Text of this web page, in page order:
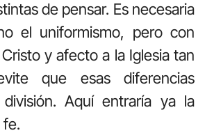
de pensar. Es necesaria
el uniformismo, pero con
y afecto a la Iglesia tan
que esas diferencias
Aquí entraría ya la
fe.